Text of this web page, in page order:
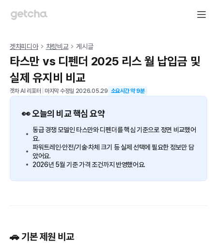
겟차피디아 차량비교 게시글
타스만 vs 디펜더 2025 리스 월 납입금 및
실제 유지비 비교
겟차 AI 리포터 마지막 수정일 2026.05.29 소요시간 약9분
👀 오늘의 비교 핵심 요약
동급 경쟁 모델인 타스만와 디펜더를 핵심 기준으로 정면 비교했어
요.
파워트레인·안전/기술·차체 크기 등 실제 선택에 필요한 정보만 담
았어요.
2026년 5월 기준 가격 조건까지 반영했어요.
🚗 기본 제원 비교